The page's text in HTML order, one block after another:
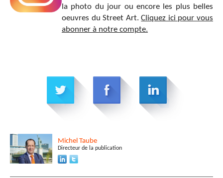
la photo du jour ou encore les plus belles
oeuvres du Street Art.Cliquez ici pour vous
abonner à notre compte.
Michel Taube
Directeur de la publication